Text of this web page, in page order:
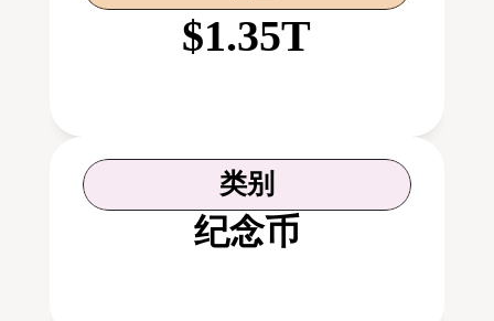
$1.35T
类别
纪念币